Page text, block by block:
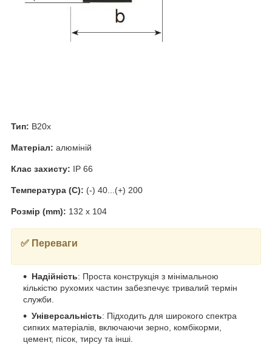
Тип: B20x
Матеріал: алюміній
Клас захисту: IP 66
Температура (C): (-) 40...(+) 200
Розмір (mm): 132 x 104
✅ Переваги
Надійність: Проста конструкція з мінімальною
кількістю рухомих частин забезпечує тривалий термін
служби.
Універсальність: Підходить для широкого спектра
сипких матеріалів, включаючи зерно, комбікорми,
цемент, пісок, тирсу та інші.